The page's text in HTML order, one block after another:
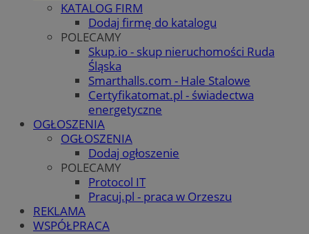
KATALOG FIRM
Dodaj firmę do katalogu
POLECAMY
Skup.io - skup nieruchomości Ruda
Śląska
Smarthalls.com - Hale Stalowe
Certyfikatomat.pl - świadectwa
energetyczne
OGŁOSZENIA
OGŁOSZENIA
Dodaj ogłoszenie
POLECAMY
Protocol IT
Pracuj.pl - praca w Orzeszu
REKLAMA
WSPÓŁPRACA